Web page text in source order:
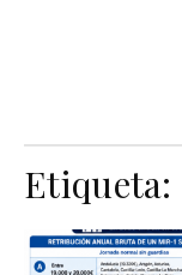
Etiqueta: